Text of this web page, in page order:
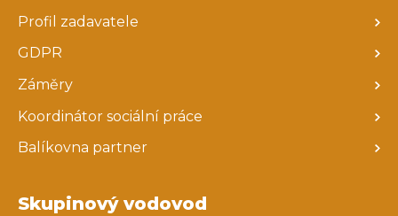
Profil zadavatele
GDPR
Záměry
Koordinátor sociální práce
Balíkovna partner
Skupinový vodovod